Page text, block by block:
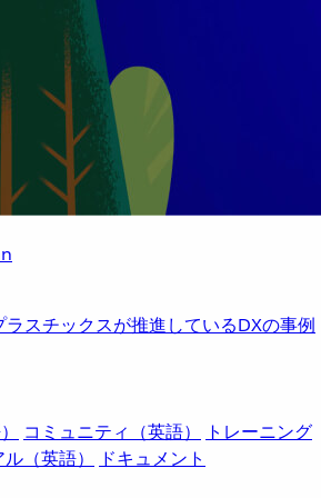
スチックスが推進しているDXの事例
コミュニティ（英語）
トレーニング
（英語）
ドキュメント